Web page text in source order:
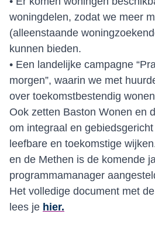
woningdelen, zodat we meer
(alleenstaande
kunnen bieden.
• Een landelijke campagne
morgen”, waarin we met
over toekomstbestendig
Ook zetten Baston Wonen en
om integraal en
leefbare en toekomstige
en de Methen is de komende
programmamanager
Het volledige document met
lees je hier.